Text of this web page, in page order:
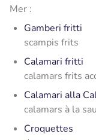
Mer :
Gamberi fritti
scampis frits
Calamari fritti
calamars frits
Calamari alla
calamars à la
Croquettes